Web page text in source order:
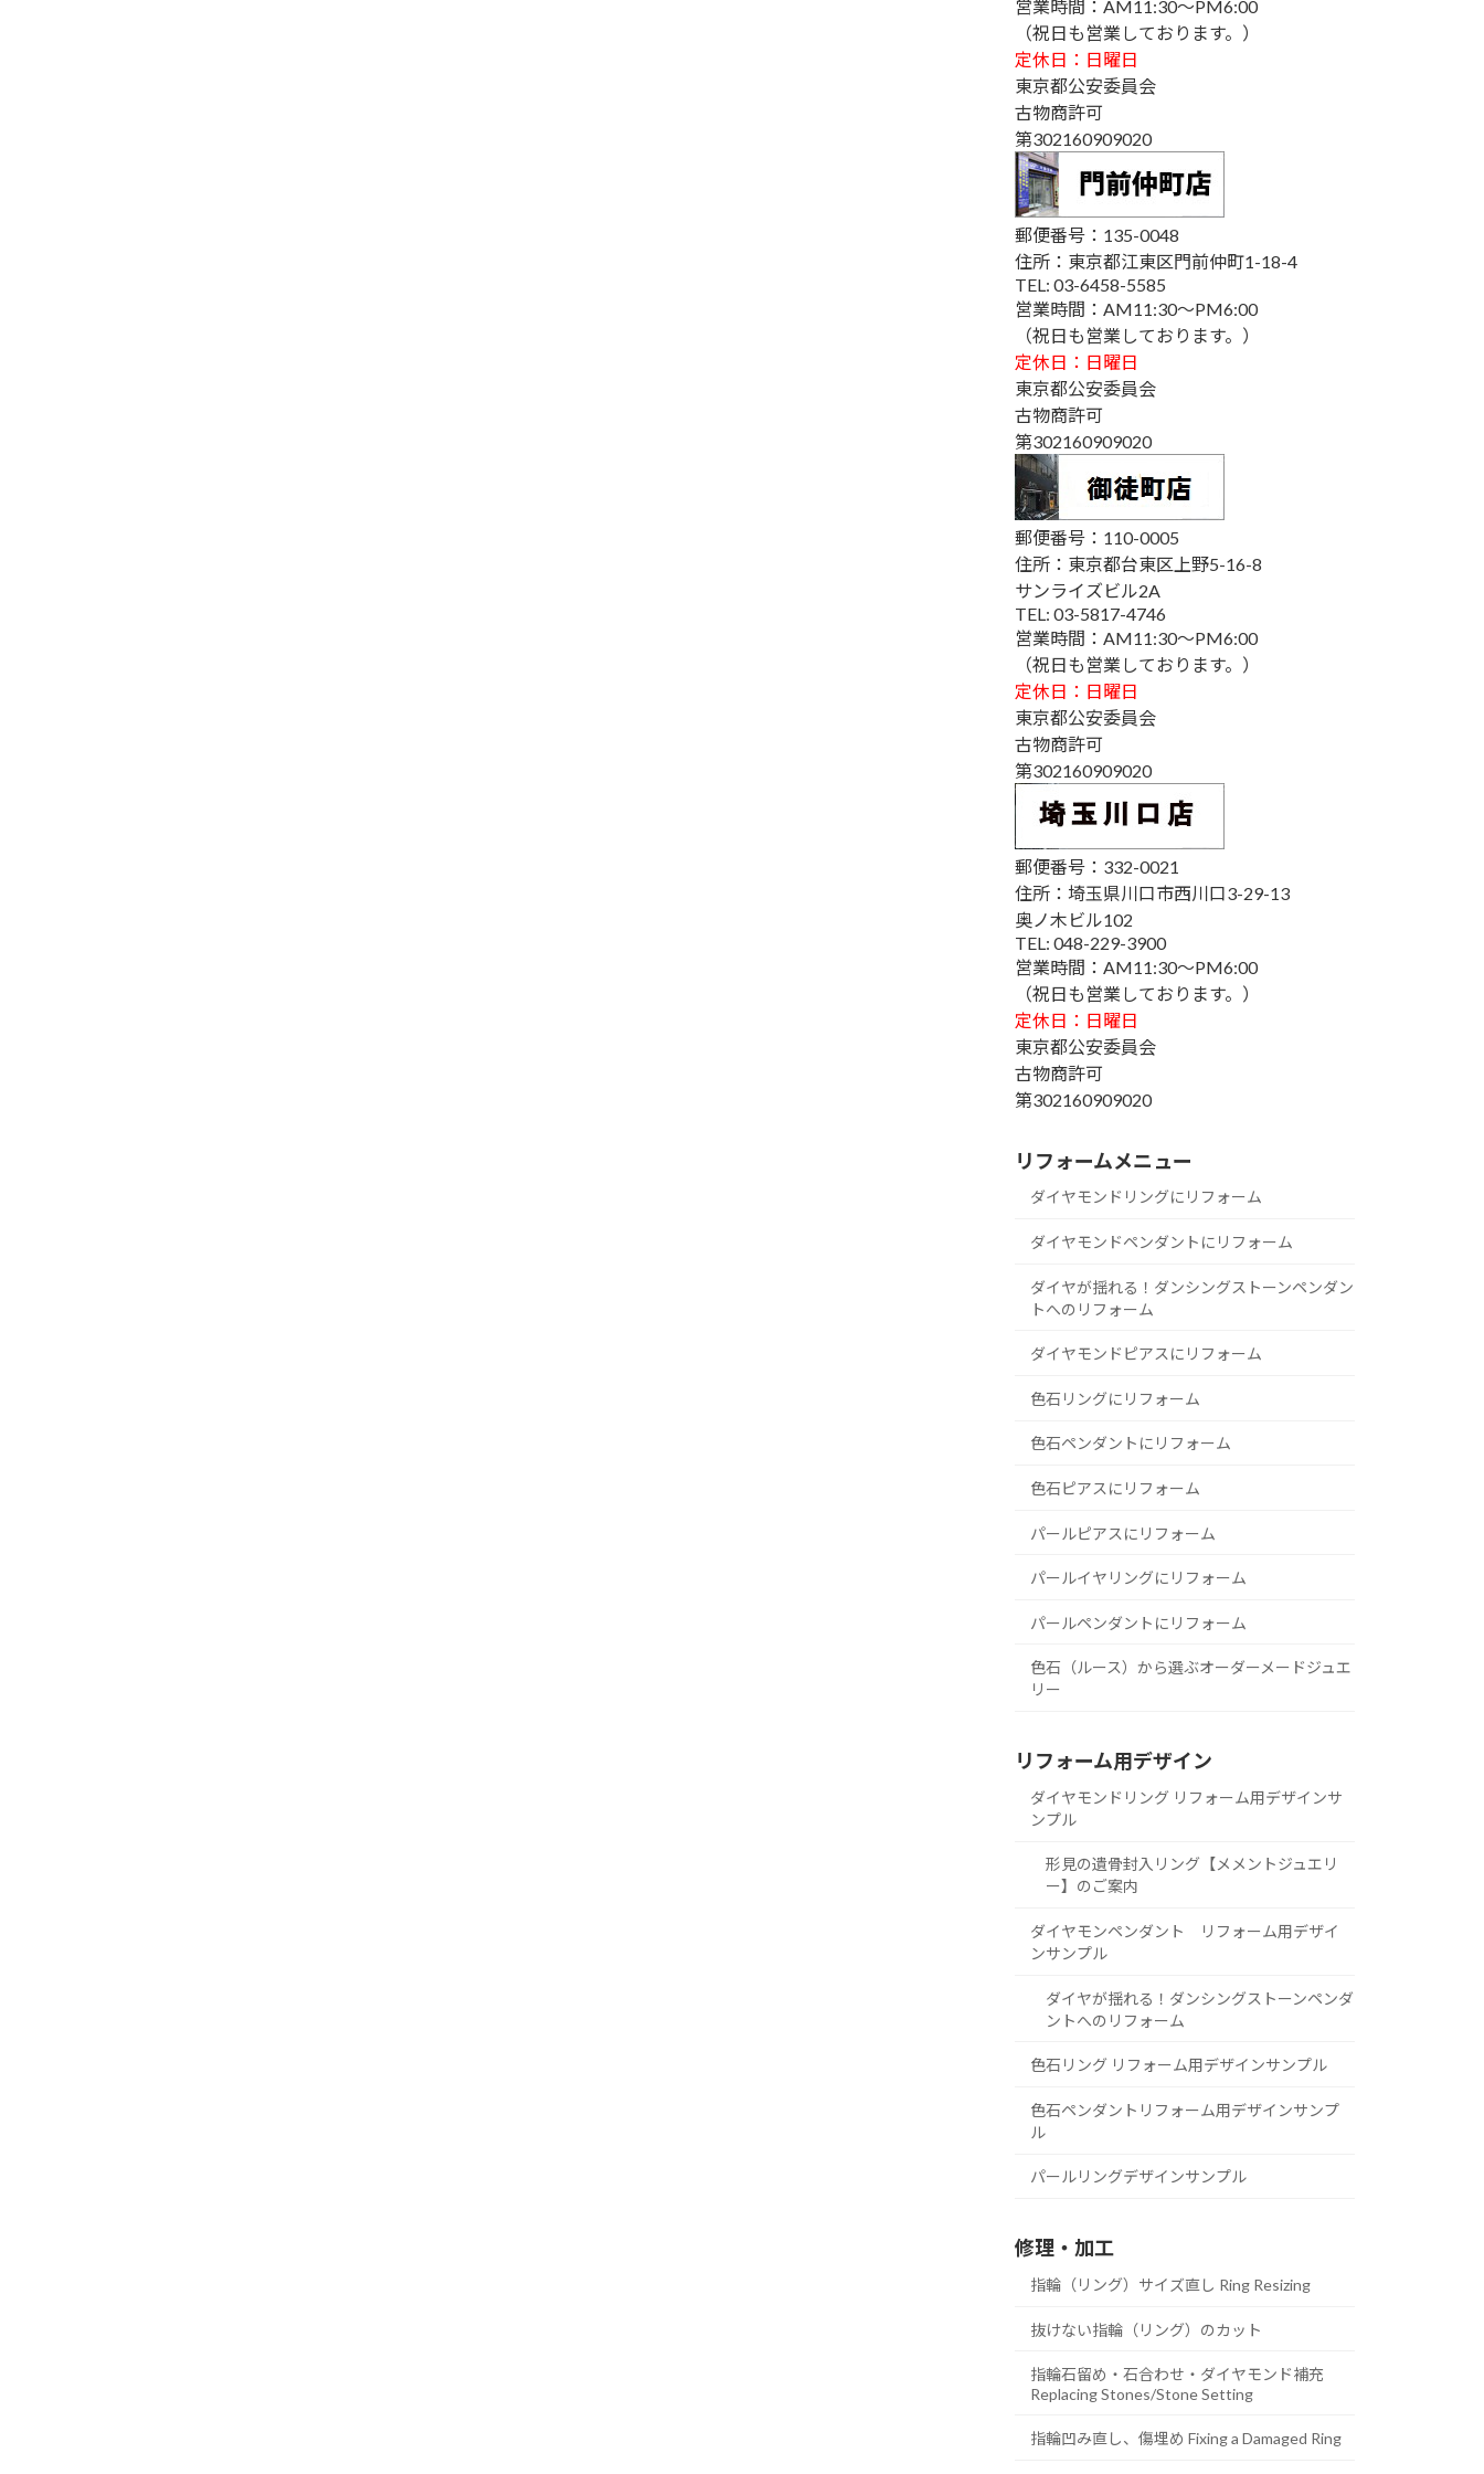
営業時間：AM11:30～PM6:00
（祝日も営業しております。）
定休日：日曜日
東京都公安委員会
古物商許可
第302160909020
郵便番号：135-0048
住所：東京都江東区門前仲町1-18-4
TEL: 03-6458-5585
営業時間：AM11:30～PM6:00
（祝日も営業しております。）
定休日：日曜日
東京都公安委員会
古物商許可
第302160909020
郵便番号：110-0005
住所：東京都台東区上野5-16-8
サンライズビル2A
TEL: 03-5817-4746
営業時間：AM11:30～PM6:00
（祝日も営業しております。）
定休日：日曜日
東京都公安委員会
古物商許可
第302160909020
郵便番号：332-0021
住所：埼玉県川口市西川口3-29-13
奥ノ木ビル102
TEL: 048-229-3900
営業時間：AM11:30～PM6:00
（祝日も営業しております。）
定休日：日曜日
東京都公安委員会
古物商許可
第302160909020
リフォームメニュー
ダイヤモンドリングにリフォーム
ダイヤモンドペンダントにリフォーム
ダイヤが揺れる！ダンシングストーンペンダン
トへのリフォーム
ダイヤモンドピアスにリフォーム
色石リングにリフォーム
色石ペンダントにリフォーム
色石ピアスにリフォーム
パールピアスにリフォーム
パールイヤリングにリフォーム
パールペンダントにリフォーム
色石（ルース）から選ぶオーダーメードジュエ
リー
リフォーム用デザイン
ダイヤモンドリング リフォーム用デザインサ
ンプル
形見の遺骨封入リング【メメントジュエリ
ー】のご案内
ダイヤモンペンダント リフォーム用デザイ
ンサンプル
ダイヤが揺れる！ダンシングストーンペンダ
ントへのリフォーム
色石リング リフォーム用デザインサンプル
色石ペンダントリフォーム用デザインサンプ
ル
パールリングデザインサンプル
修理・加工
指輪（リング）サイズ直し Ring Resizing
抜けない指輪（リング）のカット
指輪石留め・石合わせ・ダイヤモンド補充
Replacing Stones/Stone Setting
指輪凹み直し、傷埋め Fixing a Damaged Ring